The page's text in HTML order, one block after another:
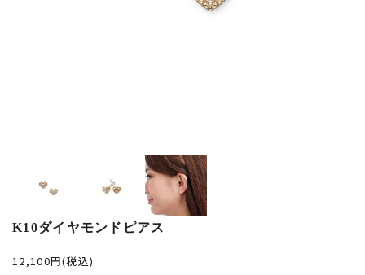
K10ダイヤモンドピアス
12,100円(税込)